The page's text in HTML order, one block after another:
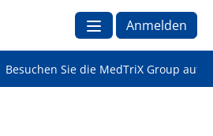
Anmelden
Besuchen Sie die MedTriX Group auf